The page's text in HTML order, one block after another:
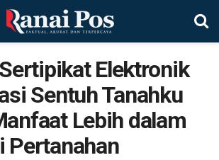
Elektronik
Sentuh Tanahku
Lebih dalam
Pertanahan